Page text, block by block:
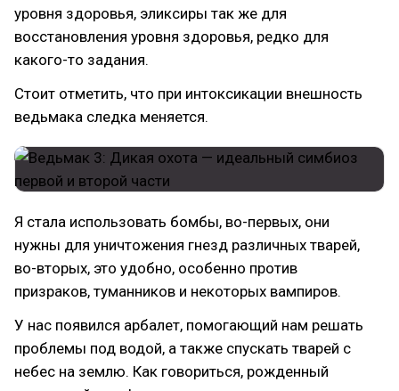
уровня здоровья, эликсиры так же для
восстановления уровня здоровья, редко для
какого-то задания.
Стоит отметить, что при интоксикации внешность
ведьмака следка меняется.
Я стала использовать бомбы, во-первых, они
нужны для уничтожения гнезд различных тварей,
во-вторых, это удобно, особенно против
призраков, туманников и некоторых вампиров.
У нас появился арбалет, помогающий нам решать
проблемы под водой, а также спускать тварей с
небес на землю. Как говориться, рожденный